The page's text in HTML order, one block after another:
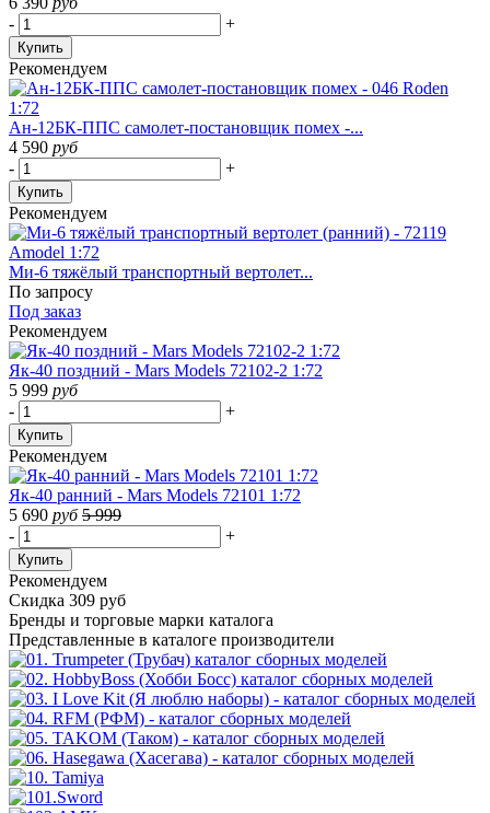
-
+
Купить
Рекомендуем
Ан-12БК-ППС самолет-постановщик помех -...
4 590 руб
-
+
Купить
Рекомендуем
Ми-6 тяжёлый транспортный вертолет...
По запросу
Под заказ
Рекомендуем
Як-40 поздний - Mars Models 72102-2 1:72
5 999 руб
-
+
Купить
Рекомендуем
Як-40 ранний - Mars Models 72101 1:72
5 690 руб 5 999
-
+
Купить
Рекомендуем
Скидка 309 руб
Бренды и торговые марки каталога
Представленные в каталоге производители